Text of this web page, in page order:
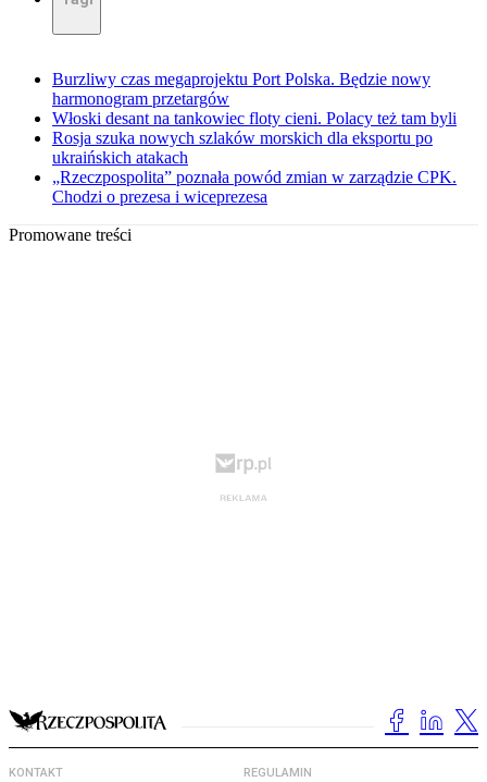
Burzliwy czas megaprojektu Port Polska. Będzie nowy
harmonogram przetargów
Włoski desant na tankowiec floty cieni. Polacy też tam byli
Rosja szuka nowych szlaków morskich dla eksportu po
ukraińskich atakach
„Rzeczpospolita” poznała powód zmian w zarządzie CPK.
Chodzi o prezesa i wiceprezesa
Promowane treści
KONTAKT REGULAMIN